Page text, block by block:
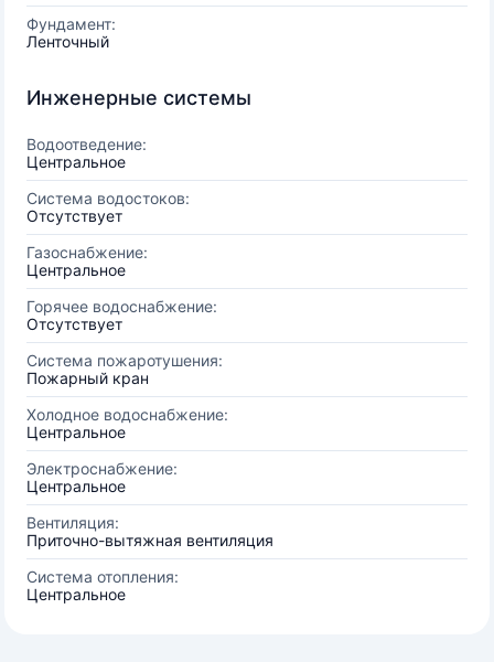
Фундамент:
Ленточный
Инженерные системы
Водоотведение:
Центральное
Система водостоков:
Отсутствует
Газоснабжение:
Центральное
Горячее водоснабжение:
Отсутствует
Система пожаротушения:
Пожарный кран
Холодное водоснабжение:
Центральное
Электроснабжение:
Центральное
Вентиляция:
Приточно-вытяжная вентиляция
Система отопления:
Центральное